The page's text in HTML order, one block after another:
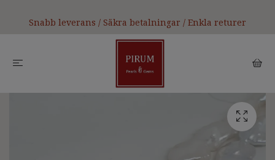
Snabb leverans / Säkra betalningar / Enkla returer